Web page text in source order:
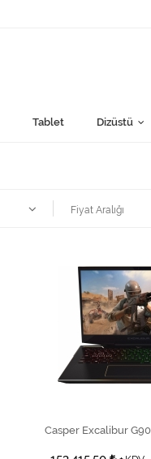
Tablet Dizüstü
Fiyat Aralığı
SEPETE
Casper Excalibur